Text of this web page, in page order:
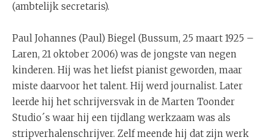
(ambtelijk secretaris).
Paul Johannes (Paul) Biegel (Bussum, 25 maart 1925 –
Laren, 21 oktober 2006) was de jongste van negen
kinderen. Hij was het liefst pianist geworden, maar
miste daarvoor het talent. Hij werd journalist. Later
leerde hij het schrijversvak in de Marten Toonder
Studio´s waar hij een tijdlang werkzaam was als
stripverhalenschrijver. Zelf meende hij dat zijn werk